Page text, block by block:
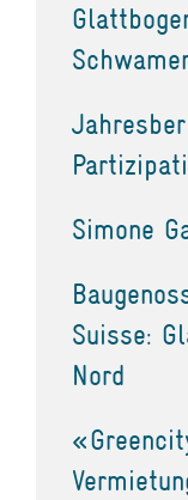
Simone
Suisse:
Nord